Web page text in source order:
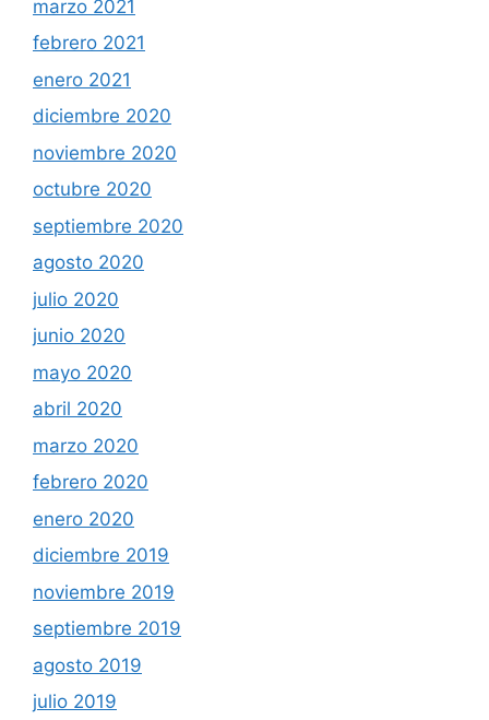
marzo 2021
febrero 2021
enero 2021
diciembre 2020
noviembre 2020
octubre 2020
septiembre 2020
agosto 2020
julio 2020
junio 2020
mayo 2020
abril 2020
marzo 2020
febrero 2020
enero 2020
diciembre 2019
noviembre 2019
septiembre 2019
agosto 2019
julio 2019